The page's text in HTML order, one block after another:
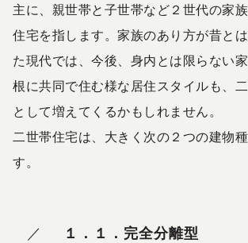
主に、親世帯と子世帯など２世代の家
住宅を指します。家族のあり方が昔と
た現代では、今後、身内とは限らない
根に共同で住む様な居住スタイルも、
として増えてくるかもしれません。
二世帯住宅は、大きく次の２つの建物
す。
１．１．完全分離型